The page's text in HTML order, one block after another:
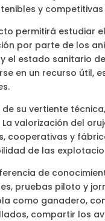
y
permitirá estudiar
por parte de los
el estado sanitario
en un recurso útil,
su vertiente
La valorización del
cooperativas y
de las
de
pruebas piloto y
como ganadero,
compartir los